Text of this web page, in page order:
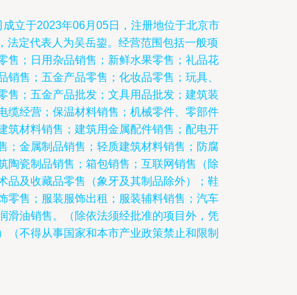
立于2023年06月05日，注册地位于北京市
法定代表人为吴岳鋆。经营范围包括一般项
售；日用杂品销售；新鲜水果零售；礼品花
售；五金产品零售；化妆品零售；玩具、
售；五金产品批发；文具用品批发；建筑装
缆经营；保温材料销售；机械零件、零部件
筑材料销售；建筑用金属配件销售；配电开
；金属制品销售；轻质建筑材料销售；防腐
陶瓷制品销售；箱包销售；互联网销售（除
品及收藏品零售（象牙及其制品除外）；鞋
零售；服装服饰出租；服装辅料销售；汽车
滑油销售。（除依法须经批准的项目外，凭
（不得从事国家和本市产业政策禁止和限制